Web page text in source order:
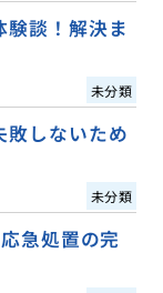
験談！解決ま
未分類
敗しないため
未分類
急処置の完